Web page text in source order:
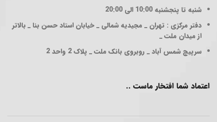
شنبه تا پنجشنبه 10:00 الی 20:00
دفتر مرکزی : تهران _ مجیدیه شمالی _ خیابان استاد حسن بنا _ بالاتر
از میدان ملت _
سرپیچ شمس آباد _ روبروی بانک ملت _ پلاک 2 واحد 2
اعتماد شما افتخار ماست ..